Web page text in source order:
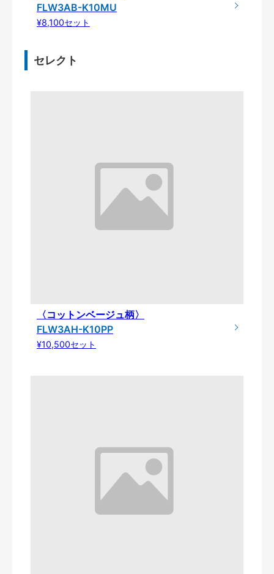
FLW3AB-K10MU
¥8,100セット
セレクト
〈コットンベージュ柄〉
FLW3AH-K10PP
¥10,500セット